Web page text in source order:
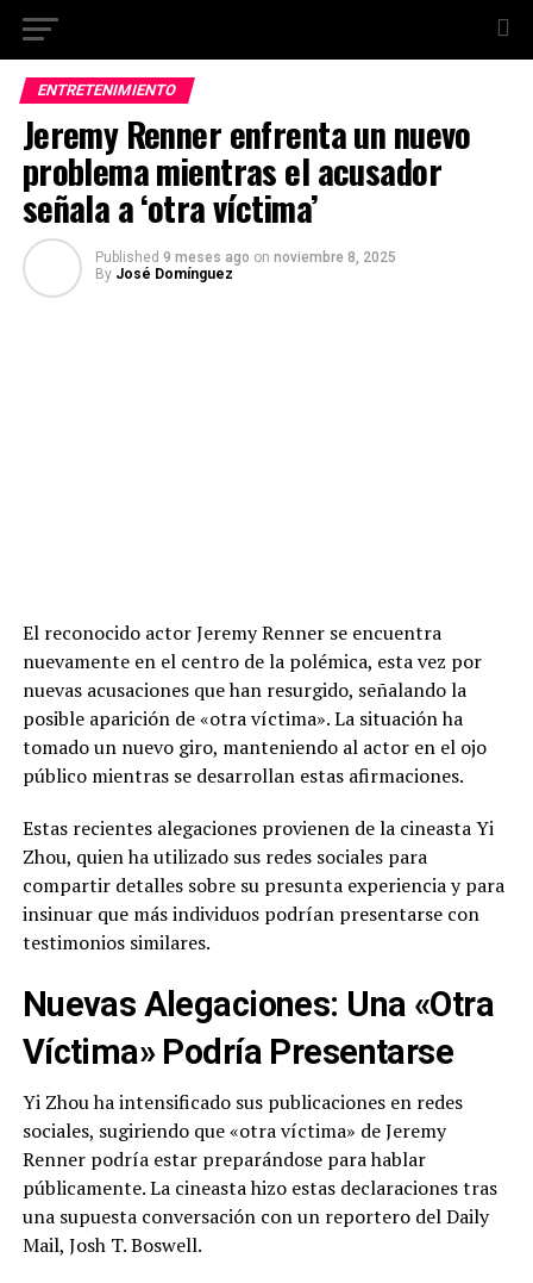
ENTRETENIMIENTO
Jeremy Renner enfrenta un nuevo
problema mientras el acusador
señala a ‘otra víctima’
Published 9 meses ago on noviembre 8, 2025
By José Domínguez
El reconocido actor Jeremy Renner se encuentra
nuevamente en el centro de la polémica, esta vez por
nuevas acusaciones que han resurgido, señalando la
posible aparición de «otra víctima». La situación ha
tomado un nuevo giro, manteniendo al actor en el ojo
público mientras se desarrollan estas afirmaciones.
Estas recientes alegaciones provienen de la cineasta Yi
Zhou, quien ha utilizado sus redes sociales para
compartir detalles sobre su presunta experiencia y para
insinuar que más individuos podrían presentarse con
testimonios similares.
Nuevas Alegaciones: Una «Otra
Víctima» Podría Presentarse
Yi Zhou ha intensificado sus publicaciones en redes
sociales, sugiriendo que «otra víctima» de Jeremy
Renner podría estar preparándose para hablar
públicamente. La cineasta hizo estas declaraciones tras
una supuesta conversación con un reportero del Daily
Mail, Josh T. Boswell.